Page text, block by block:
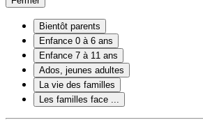
Bientôt parents
Enfance 0 à 6 ans
Enfance 7 à 11 ans
Ados, jeunes adultes
La vie des familles
Les familles face ...